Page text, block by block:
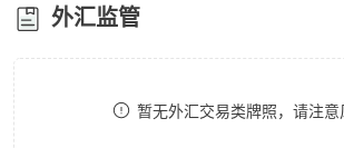
7
9
外汇监管
暂无外汇交易类牌照，请注意